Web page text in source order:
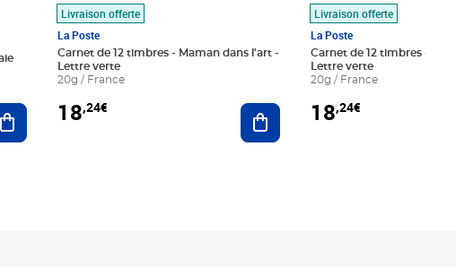
Ajouter au panier
Livraison offerte
La Poste
Carnet de 12 timbres - Maman dans l'art -
Lettre verte
20g / France
18,24€ Ajouter au panier
Livraison offerte
La Poste
Carnet de 12 timbres - Le
Lettre verte
20g / France
18,24€